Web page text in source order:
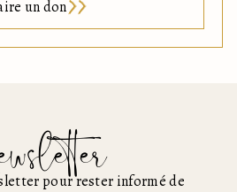
un don
pour rester informé de